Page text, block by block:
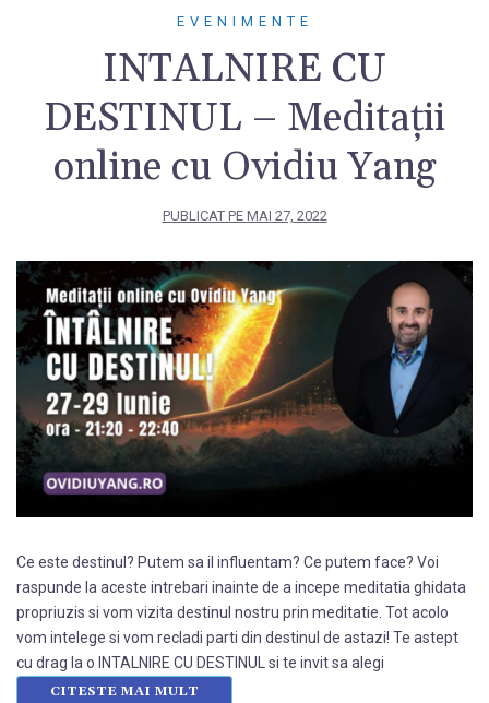
EVENIMENTE
INTALNIRE CU
DESTINUL – Meditații
online cu Ovidiu Yang
PUBLICAT PE MAI 27, 2022
Ce este destinul? Putem sa il influentam? Ce putem face? Voi
raspunde la aceste intrebari inainte de a incepe meditatia ghidata
propriuzis si vom vizita destinul nostru prin meditatie. Tot acolo
vom intelege si vom recladi parti din destinul de astazi! Te astept
cu drag la o INTALNIRE CU DESTINUL si te invit sa alegi
CITESTE MAI MULT